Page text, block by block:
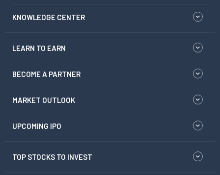
KNOWLEDGE CENTER
LEARN TO EARN
BECOME A PARTNER
MARKET OUTLOOK
UPCOMING IPO
TOP STOCKS TO INVEST